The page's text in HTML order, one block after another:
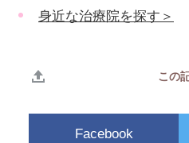
身近な治療院を探す＞
この
Facebook